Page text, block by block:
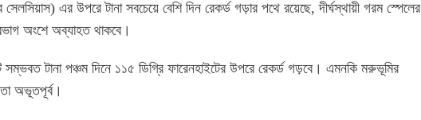
এর উপরে টানা সবচেয়ে বেশি দিন রেকর্ড গড়ার পথে রয়েছে, দীর্ঘস্থায়ী গরম স্পেলের
অংশে অব্যাহত থাকবে।
টানা পঞ্চম দিনে ১১৫ ডিগ্রি ফারেনহাইটের উপরে রেকর্ড গড়বে। এমনকি মরুভূমির
অভূতপূর্ব।